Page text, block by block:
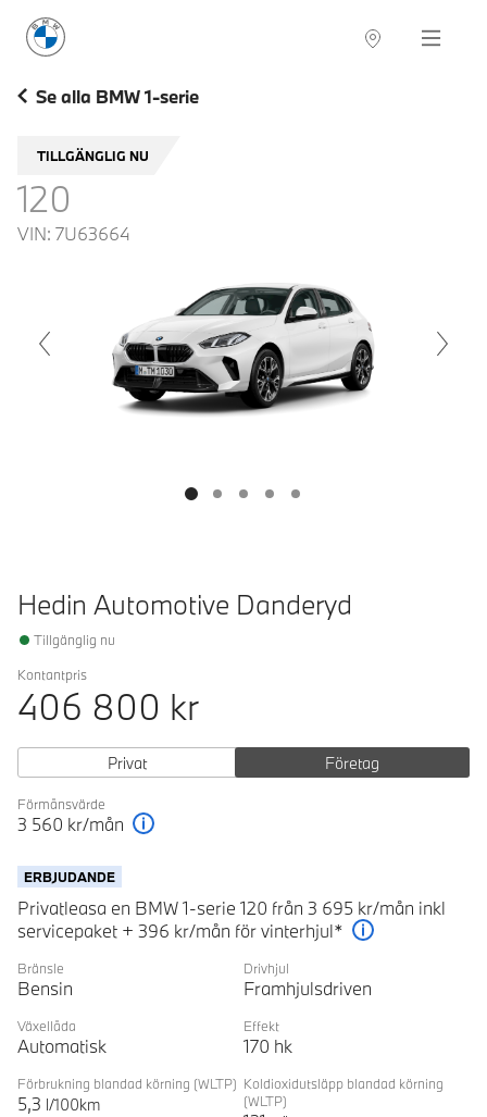
BMW Sverige Navigation
Se alla BMW 1-serie
TILLGÄNGLIG NU
120
VIN: 7U63664
Hedin Automotive Danderyd
Tillgänglig nu
Kontantpris
406 800 kr
Privat Företag
Förmånsvärde
3 560 kr/mån
ERBJUDANDE
Privatleasa en BMW 1-serie 120 från 3 695 kr/mån inkl
servicepaket + 396 kr/mån för vinterhjul*
Bränsle
Bensin
Drivhjul
Framhjulsdriven
Växellåda
Automatisk
Effekt
170 hk
Förbrukning blandad körning (WLTP)
5,3 l/100km
Koldioxidutsläpp blandad körning
(WLTP)